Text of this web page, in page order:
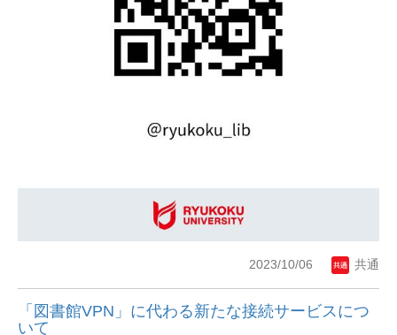
2023/10/06 共通
「図書館VPN」に代わる新たな接続サービスにつ
いて